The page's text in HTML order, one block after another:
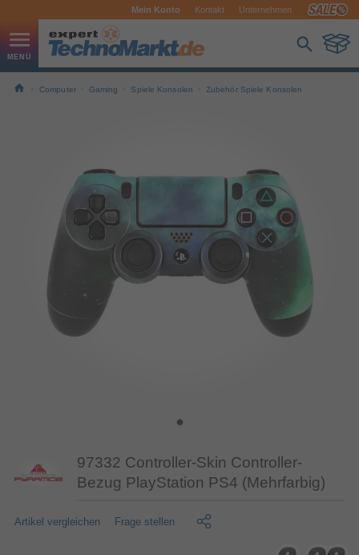
Mein Konto Kontakt Unternehmen
Computer Gaming Spiele Konsolen Zubehör Spiele Konsolen
97332 Controller-Skin Controller-
Bezug PlayStation PS4 (Mehrfarbig)
Artikel vergleichen Frage stellen